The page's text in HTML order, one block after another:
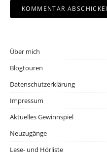
Über mich
Blogtouren
Datenschutzerklärung
Impressum
Aktuelles Gewinnspiel
Neuzugänge
Lese- und Hörliste